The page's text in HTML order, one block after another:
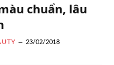
chuẩn, lâu
23/02/2018